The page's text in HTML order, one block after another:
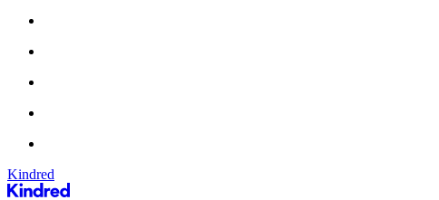
Kindred